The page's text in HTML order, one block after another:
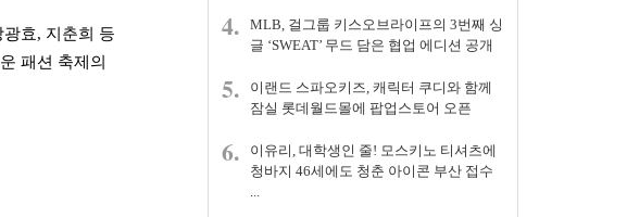
효, 지춘희 등
패션 축제의
4.
MLB, 걸그룹 키스오브라이프의 3번째 싱
글 ‘SWEAT’ 무드 담은 협업 에디션 공개
5.
이랜드 스파오키즈, 캐릭터 쿠디와 함께
잠실 롯데월드몰에 팝업스토어 오픈
6.
이유리, 대학생인 줄! 모스키노 티셔츠에
청바지 46세에도 청춘 아이콘 부산 접수
...